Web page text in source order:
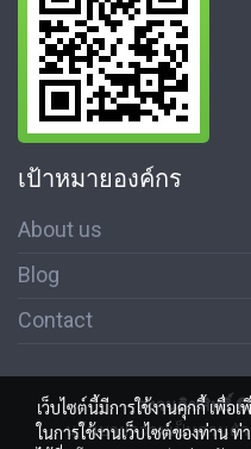
เป้าหมายองค์กร
About us
Blog
Contact
สงวนลิขสิทธิ์ ©
นโนบายความเป็นส่วนตั
เว็บไซต์นี้มีการใช้งานคุกกี้ เพื่
ในการใช้งานเว็บไซต์ของท่าน